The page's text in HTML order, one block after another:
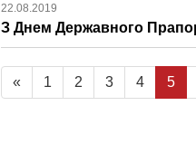
22.08.2019
З Днем Державного
« 1 2 3 4 5